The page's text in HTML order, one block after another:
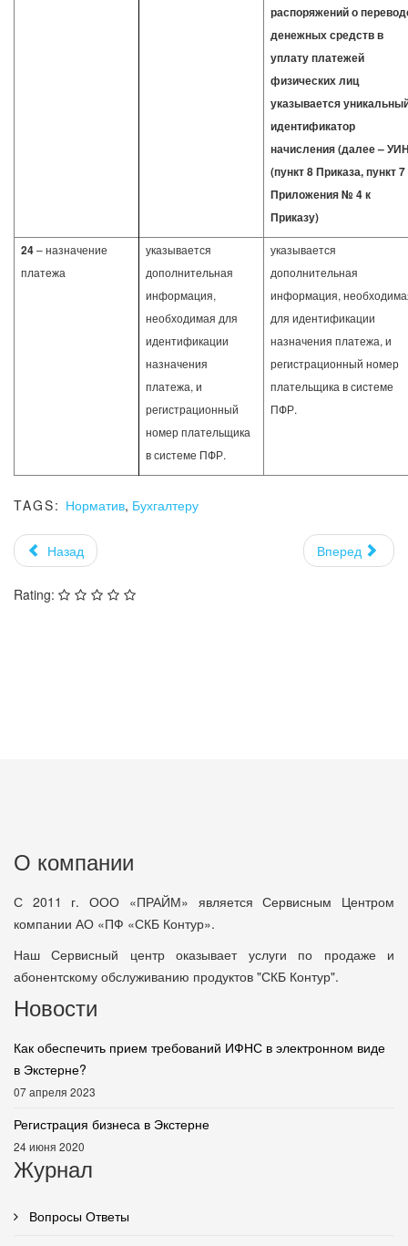
распоряжений о
денежных средств в
уплату платежей
физических лиц
указывается
идентификатор
начисления (далее –
(пункт 8 Приказа, пункт 7
Приложения № 4 к
Приказу)
24– назначение
платежа
указывается
дополнительная
информация,
необходимая для
идентификации
назначения
платежа, и
регистрационный
номер плательщика
в системе ПФР.
указывается
дополнительная
информация,
для идентификации
назначения платежа, и
регистрационный номер
плательщика в системе
ПФР.
TAGS: Норматив, Бухгалтеру
Назад Вперед
Rating:
О компании
С 2011 г. ООО «ПРАЙМ» является Сервисным Центром
компании АО «ПФ «СКБ Контур».
Наш Сервисный центр оказывает услуги по продаже и
абонентскому обслуживанию продуктов "СКБ Контур".
Новости
Как обеспечить прием требований ИФНС в электронном виде
в Экстерне?
07 апреля 2023
Регистрация бизнеса в Экстерне
24 июня 2020
Журнал
Вопросы Ответы